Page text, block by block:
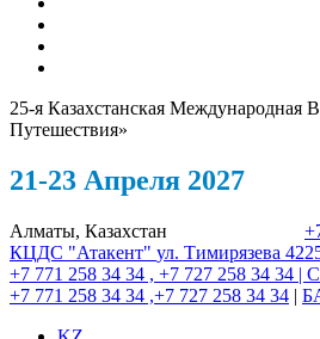
25-я Казахстанская Международная
Путешествия»
21-23 Апреля 2027
Алматы, Казахстан
КЦДС "Атакент" ул. Тимирязева 42
+7 771 258 34 34 , +7 727 258 34 34 |
+7 771 258 34 34 ,+7 727 258 34 34 |